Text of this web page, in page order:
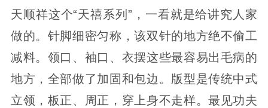
天顺祥这个“天禧系列”，一看就是给讲究人家
做的。针脚细密匀称，该双针的地方绝不偷工
减料。领口、袖口、衣摆这些最容易出毛病的
地方，全部做了加固和包边。版型是传统中式
立领，板正、周正，穿上身不走样。最见功夫